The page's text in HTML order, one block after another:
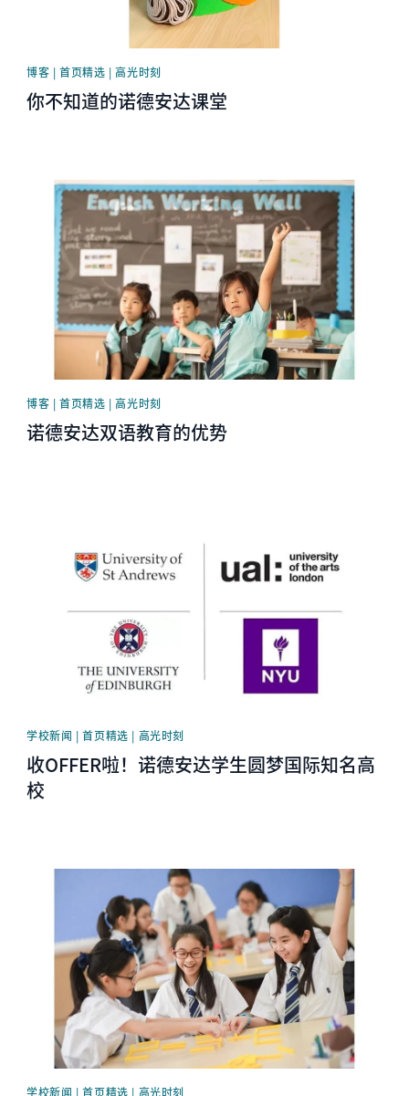
博客 | 首页精选 | 高光时刻
你不知道的诺德安达课堂
News image
博客 | 首页精选 | 高光时刻
诺德安达双语教育的优势
学校新闻 | 首页精选 | 高光时刻
收OFFER啦！诺德安达学生圆梦国际知名高
校
学校新闻 | 首页精选 | 高光时刻